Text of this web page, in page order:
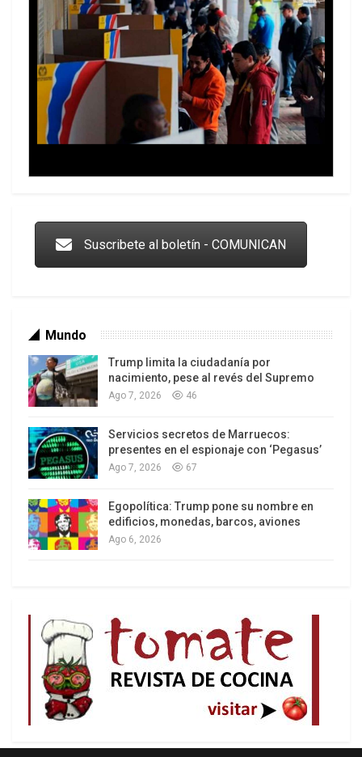
Los latinos le van dando la espalda a Trump
Suscribete al boletín - COMUNICAN
Mundo
Trump limita la ciudadanía por
nacimiento, pese al revés del Supremo
Ago 7, 2026 46
Servicios secretos de Marruecos:
presentes en el espionaje con ‘Pegasus’
Ago 7, 2026 67
Egopolítica: Trump pone su nombre en
edificios, monedas, barcos, aviones
Ago 6, 2026